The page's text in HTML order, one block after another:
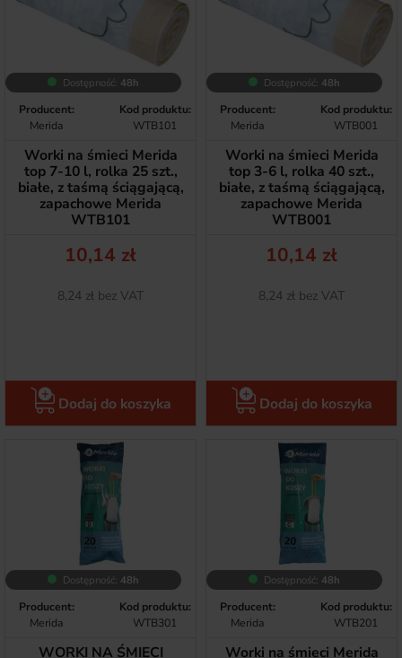
Dostępność: 48h
Producent:
Merida
Kod produktu:
WTB101
Worki na śmieci Merida
top 7-10 l, rolka 25 szt.,
białe, z taśmą ściągającą,
zapachowe Merida
WTB101
Cena
10,14 zł
Netto
8,24 zł bez VAT
Dodaj do koszyka
Dostępność: 48h
Producent:
Merida
Kod produktu:
WTB001
Worki na śmieci Merida
top 3-6 l, rolka 40 szt.,
białe, z taśmą ściągającą,
zapachowe Merida
WTB001
Cena
10,14 zł
Netto
8,24 zł bez VAT
Dodaj do koszyka
Dostępność: 48h
Producent:
Merida
Kod produktu:
WTB301
WORKI NA ŚMIECI
Dostępność: 48h
Producent:
Merida
Kod produktu:
WTB201
Worki na śmieci Merida